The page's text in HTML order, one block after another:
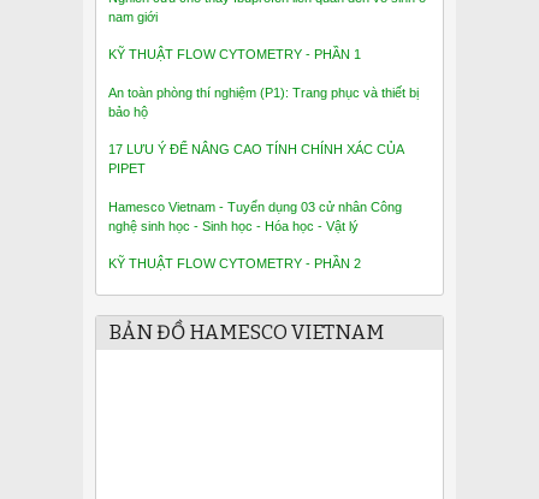
nam giới
KỸ THUẬT FLOW CYTOMETRY - PHẦN 1
An toàn phòng thí nghiệm (P1): Trang phục và thiết bị
bảo hộ
17 LƯU Ý ĐỂ NÂNG CAO TÍNH CHÍNH XÁC CỦA
PIPET
Hamesco Vietnam - Tuyển dụng 03 cử nhân Công
nghệ sinh học - Sinh học - Hóa học - Vật lý
KỸ THUẬT FLOW CYTOMETRY - PHẦN 2
BẢN ĐỒ HAMESCO VIETNAM